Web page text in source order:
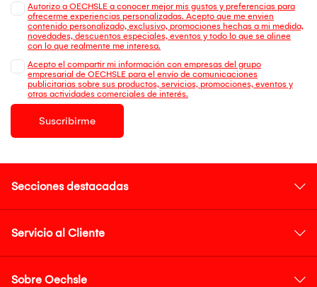
Autorizo a OECHSLE a conocer mejor mis gustos y preferencias para
ofrecerme experiencias personalizadas. Acepto que me envien
contenido personalizado, exclusivo, promociones hechas a mi medida,
novedades, descuentos especiales, eventos y todo lo que se alinee
con lo que realmente me interesa.
Acepto el compartir mi información con empresas del grupo
empresarial de OECHSLE para el envío de comunicaciones
publicitarias sobre sus productos, servicios, promociones, eventos y
otras actividades comerciales de interés.
Suscribirme
Secciones destacadas
Servicio al Cliente
Sobre Oechsle